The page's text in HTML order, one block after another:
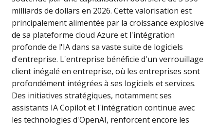
milliards de dollars en 2026. Cette valorisation est
principalement alimentée par la croissance explosive
de sa plateforme cloud Azure et l'intégration
profonde de l'IA dans sa vaste suite de logiciels
d'entreprise. L'entreprise bénéficie d'un verrouillage
client inégalé en entreprise, où les entreprises sont
profondément intégrées à ses logiciels et services.
Des initiatives stratégiques, notamment ses
assistants IA Copilot et l'intégration continue avec
les technologies d'OpenAI, renforcent encore les